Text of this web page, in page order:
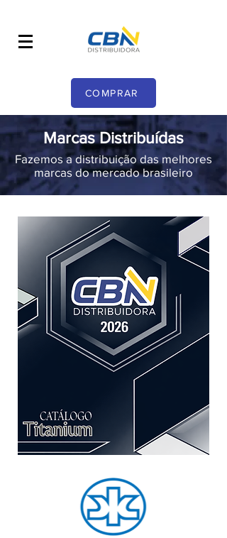
COMPRAR
Marcas Distribuídas
Fazemos a distribuição das melhores
marcas do mercado brasileiro